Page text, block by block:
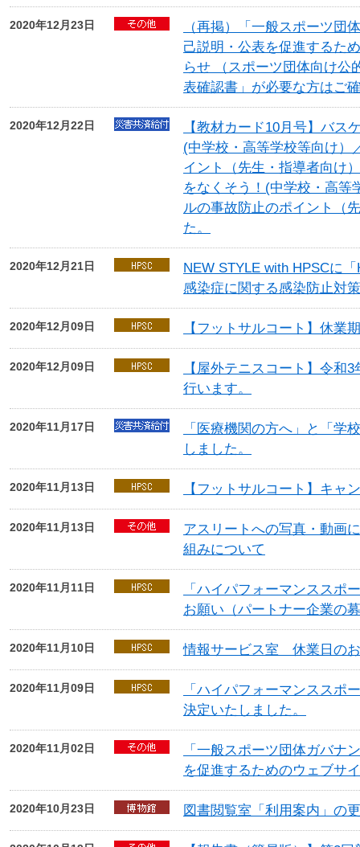
2020年12月23日
（再掲）「一般スポーツ団
己説明・公表を促進するた
らせ （スポーツ団体向け公
表確認書」が必要な方はご
2020年12月22日
【教材カード10月号】バス
(中学校・高等学校等向け）
イント（先生・指導者向け
をなくそう！(中学校・高等
ルの事故防止のポイント（
た。
2020年12月21日
NEW STYLE with HPSCに
感染症に関する感染防止対
2020年12月09日 【フットサルコート】休業
2020年12月09日
【屋外テニスコート】令和
行います。
2020年11月17日
「医療機関の方へ」と「学
しました。
2020年11月13日 【フットサルコート】キャ
2020年11月13日
アスリートへの写真・動画
組みについて
2020年11月11日
「ハイパフォーマンススポ
お願い（パートナー企業の
2020年11月10日 情報サービス室 休業日の
2020年11月09日
「ハイパフォーマンススポ
決定いたしました。
2020年11月02日
「一般スポーツ団体ガバナ
を促進するためのウェブサ
2020年10月23日 図書閲覧室「利用案内」の